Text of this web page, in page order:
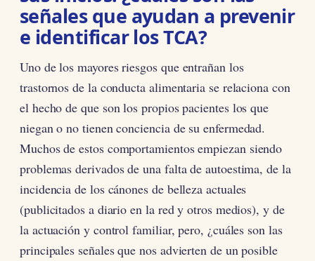
señales que ayudan a prevenir
e identificar los TCA?
Uno de los mayores riesgos que entrañan los
trastornos de la conducta alimentaria se relaciona con
el hecho de que son los propios pacientes los que
niegan o no tienen conciencia de su enfermedad.
Muchos de estos comportamientos empiezan siendo
problemas derivados de una falta de autoestima, de la
incidencia de los cánones de belleza actuales
(publicitados a diario en la red y otros medios), y de
la actuación y control familiar, pero, ¿cuáles son las
principales señales que nos advierten de un posible